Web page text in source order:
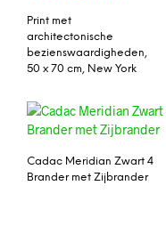
Print met
architectonische
bezienswaardigheden,
50 x 70 cm, New York
Cadac Meridian Zwart 4
Brander met Zijbrander